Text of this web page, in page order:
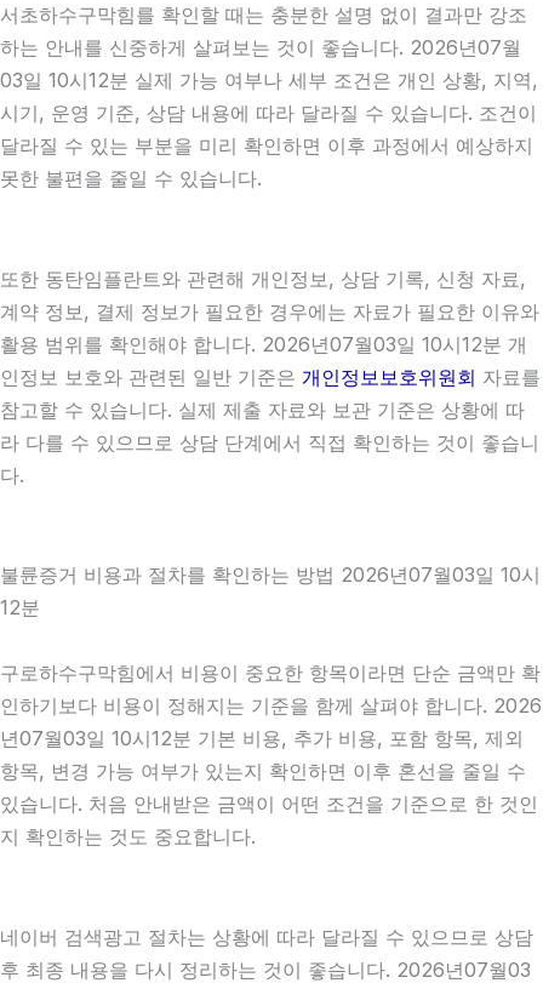
서초하수구막힘를 확인할 때는 충분한 설명 없이 결과만 강조
하는 안내를 신중하게 살펴보는 것이 좋습니다. 2026년07월
03일 10시12분 실제 가능 여부나 세부 조건은 개인 상황, 지역,
시기, 운영 기준, 상담 내용에 따라 달라질 수 있습니다. 조건이
달라질 수 있는 부분을 미리 확인하면 이후 과정에서 예상하지
못한 불편을 줄일 수 있습니다.
또한 동탄임플란트와 관련해 개인정보, 상담 기록, 신청 자료,
계약 정보, 결제 정보가 필요한 경우에는 자료가 필요한 이유와
활용 범위를 확인해야 합니다. 2026년07월03일 10시12분 개
인정보 보호와 관련된 일반 기준은 개인정보보호위원회 자료를
참고할 수 있습니다. 실제 제출 자료와 보관 기준은 상황에 따
라 다를 수 있으므로 상담 단계에서 직접 확인하는 것이 좋습니
다.
불륜증거 비용과 절차를 확인하는 방법 2026년07월03일 10시
12분
구로하수구막힘에서 비용이 중요한 항목이라면 단순 금액만 확
인하기보다 비용이 정해지는 기준을 함께 살펴야 합니다. 2026
년07월03일 10시12분 기본 비용, 추가 비용, 포함 항목, 제외
항목, 변경 가능 여부가 있는지 확인하면 이후 혼선을 줄일 수
있습니다. 처음 안내받은 금액이 어떤 조건을 기준으로 한 것인
지 확인하는 것도 중요합니다.
네이버 검색광고 절차는 상황에 따라 달라질 수 있으므로 상담
후 최종 내용을 다시 정리하는 것이 좋습니다. 2026년07월03